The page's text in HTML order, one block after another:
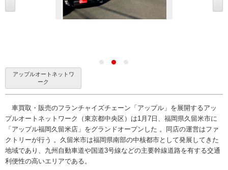
アップルオートネットワ
ーク
車買取・販売のフランチャイズチェーン「アップル」を展開するアッ
プルオートネットワーク（東京都中央区）は1月7日、福岡県久留米市に
「アップル福岡久留米店」をグランドオープンした 。同店の運営はファ
クトリーが行う 。久留米市は福岡県南部の中核都市として発展してきた
地域であり、九州自動車道や国道3号線などの主要幹線道路を有する交通
利便性の高いエリアである。